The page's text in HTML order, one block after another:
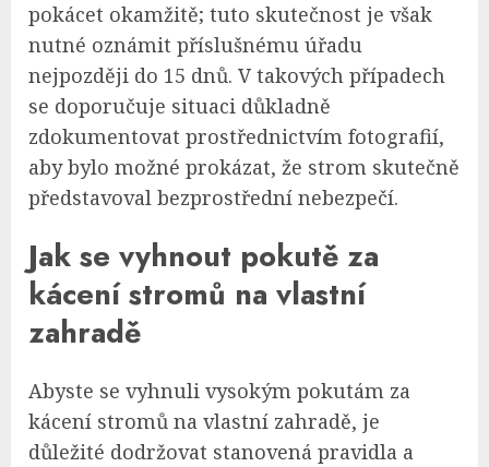
pokácet okamžitě; tuto skutečnost je však
nutné oznámit příslušnému úřadu
nejpozději do 15 dnů. V takových případech
se doporučuje situaci důkladně
zdokumentovat prostřednictvím fotografií,
aby bylo možné prokázat, že strom skutečně
představoval bezprostřední nebezpečí.
Jak se vyhnout pokutě za
kácení stromů na vlastní
zahradě
Abyste se vyhnuli vysokým pokutám za
kácení stromů na vlastní zahradě, je
důležité dodržovat stanovená pravidla a